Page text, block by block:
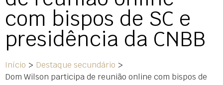
com bispos de SC e
presidência da CNBB
Início > Destaque secundário >
Dom Wilson participa de reunião online com bispos de